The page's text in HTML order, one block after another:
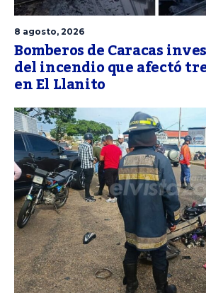
8 agosto, 2026
Bomberos de Caracas
del incendio que afectó
en El Llanito